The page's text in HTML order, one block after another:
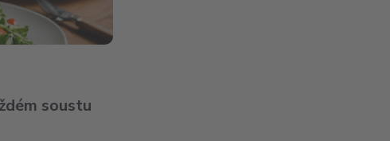
soustu